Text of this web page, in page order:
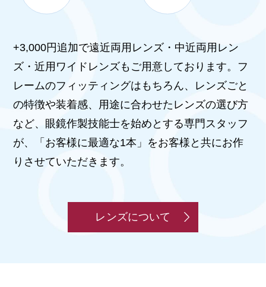
+3,000円追加で遠近両用レンズ・中近両用レン
ズ・近用ワイドレンズもご用意しております。フ
レームのフィッティングはもちろん、レンズごと
の特徴や装着感、用途に合わせたレンズの選び方
など、眼鏡作製技能士を始めとする専門スタッフ
が、「お客様に最適な1本」をお客様と共にお作
りさせていただきます。
レンズについて